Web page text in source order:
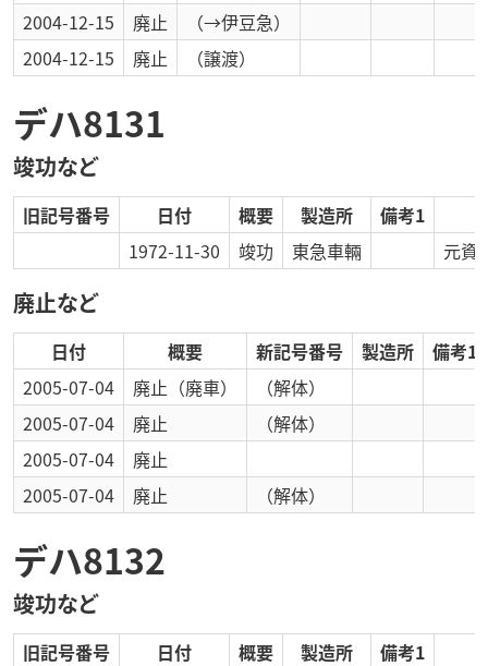
2004-12-15
廃止
（→伊豆急）
2004-12-15
廃止 （譲渡）
デハ8131
竣功など
旧記号番号 日付 概要 製造所
備考1
1972-11-30
竣功 東急車輛 元資
廃止など
日付 概要 新記号番号 製造所
備考1
2005-07-04
廃止 （廃車）
（解体）
2005-07-04
廃止
（解体）
2005-07-04
廃止
2005-07-04
廃止 （解体）
デハ8132
竣功など
旧記号番号 日付 概要 製造所
備考1